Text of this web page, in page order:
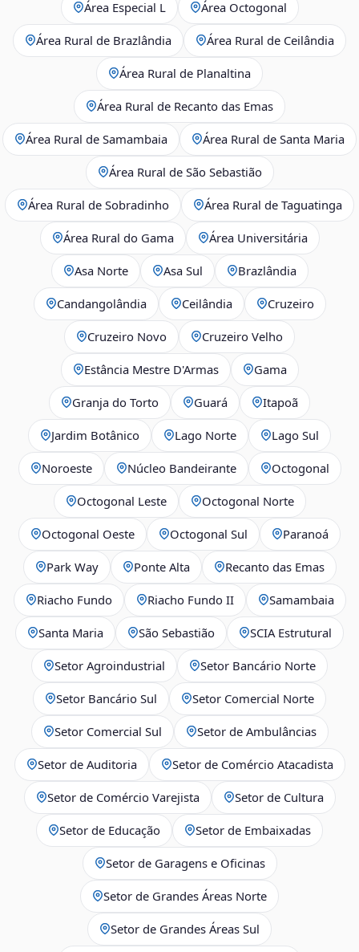
Área Especial L Área Octogonal
Área Rural de Brazlândia Área Rural de Ceilândia
Área Rural de Planaltina
Área Rural de Recanto das Emas
Área Rural de Samambaia Área Rural de Santa Maria
Área Rural de São Sebastião
Área Rural de Sobradinho Área Rural de Taguatinga
Área Rural do Gama Área Universitária
Asa Norte Asa Sul Brazlândia
Candangolândia Ceilândia Cruzeiro
Cruzeiro Novo Cruzeiro Velho
Estância Mestre D'Armas Gama
Granja do Torto Guará Itapoã
Jardim Botânico Lago Norte Lago Sul
Noroeste Núcleo Bandeirante Octogonal
Octogonal Leste Octogonal Norte
Octogonal Oeste Octogonal Sul Paranoá
Park Way Ponte Alta Recanto das Emas
Riacho Fundo Riacho Fundo II Samambaia
Santa Maria São Sebastião SCIA Estrutural
Setor Agroindustrial Setor Bancário Norte
Setor Bancário Sul Setor Comercial Norte
Setor Comercial Sul Setor de Ambulâncias
Setor de Auditoria Setor de Comércio Atacadista
Setor de Comércio Varejista Setor de Cultura
Setor de Educação Setor de Embaixadas
Setor de Garagens e Oficinas
Setor de Grandes Áreas Norte
Setor de Grandes Áreas Sul